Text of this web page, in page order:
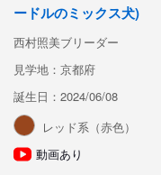
ードルのミックス犬)
西村照美ブリーダー
見学地：京都府
誕生日：2024/06/08
レッド系（赤色）
動画あり